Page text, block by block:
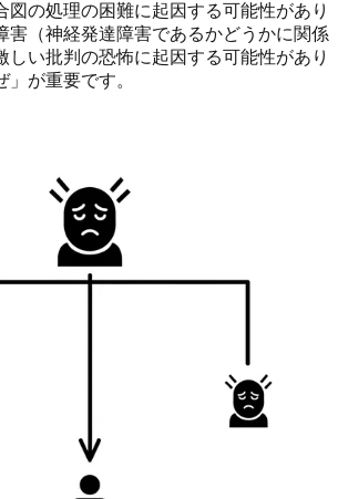
図の処理の困難に起因する可能性があり
害（神経発達障害であるかどうかに関係
しい批判の恐怖に起因する可能性があり
」が重要です。